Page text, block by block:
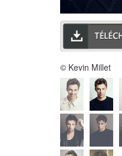
© Kevin Millet